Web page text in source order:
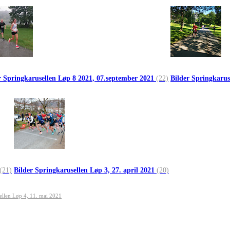
Springkarusellen Løp 8 2021, 07.september 2021 (22) Bilder
(21) Bilder Springkarusellen Løp 3, 27. april 2021 (20)
Løp 4, 11. mai 2021